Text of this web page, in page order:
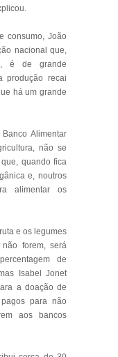
consumo, João
nacional que,
é de grande
produção recai
há um grande
Alimentar
não se
quando fica
e, noutros
alimentar os
e os legumes
forem, será
de
Isabel Jonet
a doação de
para não
aos bancos